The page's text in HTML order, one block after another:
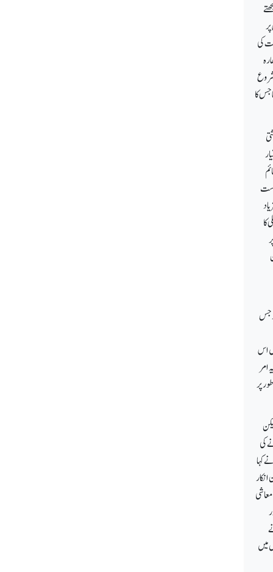
کی
1949کے پہلے ہفتے میں شروع
جس کا
میں 12ستمبر 1948تک قائم
کا
جس
اس
امر
پر
کی
نے کہا
میں